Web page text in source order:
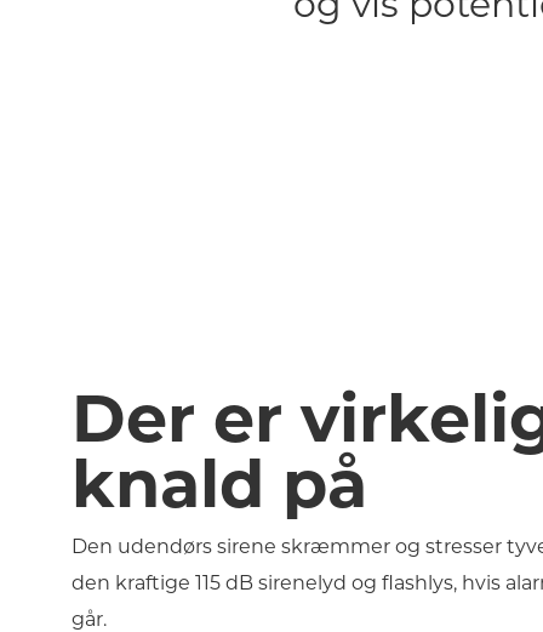
Der er
knald på
Den udendørs sirene skræmmer og stresser
den kraftige 115 dB sirenelyd og flashlys, hvis
går.